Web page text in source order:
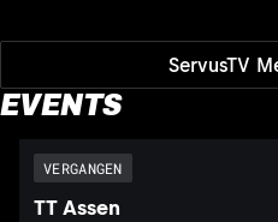
ServusTV
EVENTS
VERGANGEN
TT Assen